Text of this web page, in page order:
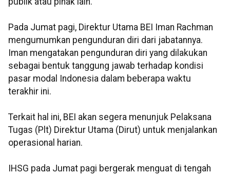
Pada Jumat pagi, Direktur Utama BEI Iman Rachman
mengumumkan pengunduran diri dari jabatannya.
Iman mengatakan pengunduran diri yang dilakukan
sebagai bentuk tanggung jawab terhadap kondisi
pasar modal Indonesia dalam beberapa waktu
terakhir ini.
Terkait hal ini, BEI akan segera menunjuk Pelaksana
Tugas (Plt) Direktur Utama (Dirut) untuk menjalankan
operasional harian.
IHSG pada Jumat pagi bergerak menguat di tengah